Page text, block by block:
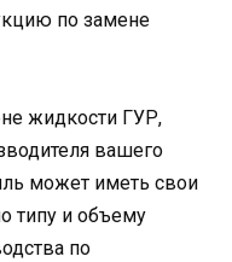
по замене
жидкости ГУР,
вашего
может иметь свои
типу и объему
по